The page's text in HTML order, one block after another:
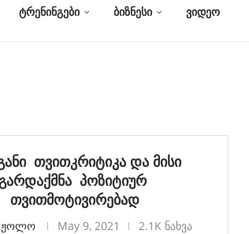
ᲢᲠᲔᲜᲘᲜᲒᲔᲑᲘ ᲑᲘᲖᲜᲔᲡᲘ ᲕᲘᲓᲔᲝ
თვითკრიტიკა და მისი
პოზიტიურ
თვითმოტივირებად
ჟოლო May 9, 2021 2.1K ნახვა